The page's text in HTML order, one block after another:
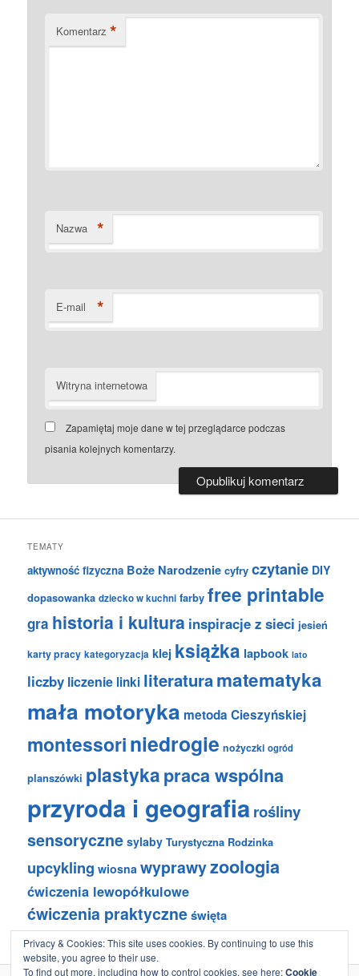
Komentarz *
Nazwa *
E-mail *
Witryna internetowa
Zapamiętaj moje dane w tej przeglądarce podczas
pisania kolejnych komentarzy.
TEMATY
aktywność fizyczna Boże Narodzenie cyfry czytanie DIY
dopasowanka dziecko w kuchni farby free printable
gra historia i kultura inspiracje z sieci jesień
karty pracy kategoryzacja klej książka lapbook lato
liczby liczenie linki literaturamatematyka
mała motoryka metoda Cieszyńskiej
montessoriniedrogie nożyczki ogród
planszówki plastykapraca wspólna
przyroda i geografiarośliny
sensoryczne sylaby Turystyczna Rodzinka
upcykling wiosna wyprawyzoologia
ćwiczenia lewopółkulowe
ćwiczenia praktyczneświęta
Privacy & Cookies: This site uses cookies. By continuing to use this
website, you agree to their use.
To find out more, including how to control cookies, see here:Cookie